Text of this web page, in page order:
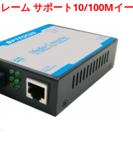
ーム サポート10/100Mイ